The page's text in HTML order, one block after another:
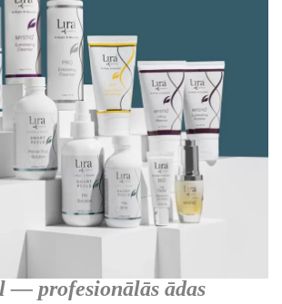
— profesionālās ādas